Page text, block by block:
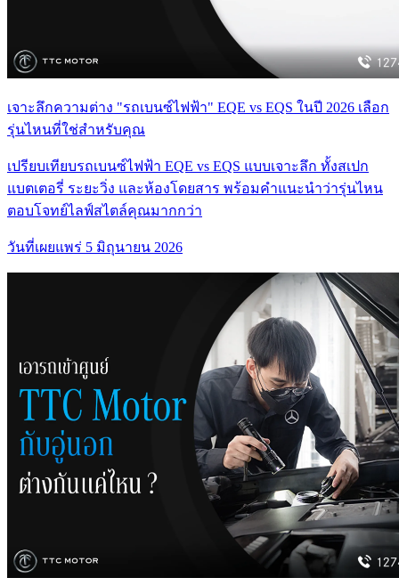
เจาะลึกความต่าง "รถเบนซ์ไฟฟ้า" EQE vs EQS ในปี 2026 เลือก
รุ่นไหนที่ใช่สำหรับคุณ
เปรียบเทียบรถเบนซ์ไฟฟ้า EQE vs EQS แบบเจาะลึก ทั้งสเปก
แบตเตอรี่ ระยะวิ่ง และห้องโดยสาร พร้อมคำแนะนำว่ารุ่นไหน
ตอบโจทย์ไลฟ์สไตล์คุณมากกว่า
วันที่เผยแพร่ 5 มิถุนายน 2026